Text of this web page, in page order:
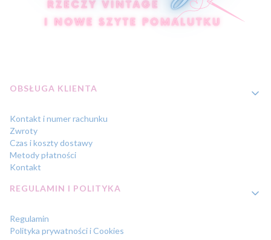
Linki w stopce
OBSŁUGA KLIENTA
Kontakt i numer rachunku
Zwroty
Czas i koszty dostawy
Metody płatności
Kontakt
REGULAMIN I POLITYKA
Regulamin
Polityka prywatności i Cookies